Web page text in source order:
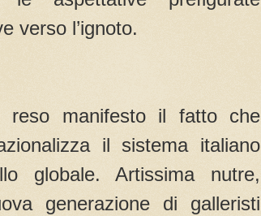
verso l’ignoto.
reso manifesto il fatto che
il sistema italiano
globale. Artissima nutre,
generazione di galleristi